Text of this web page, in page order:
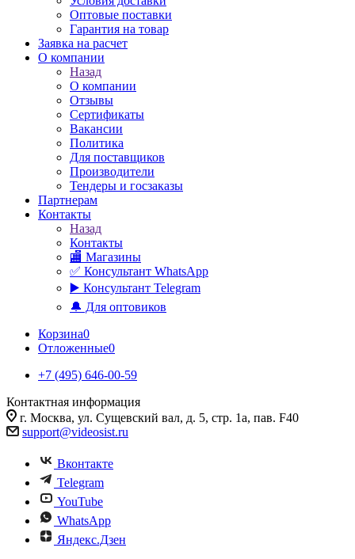
Оптовые поставки
Гарантия на товар
Заявка на расчет
О компании
Назад
О компании
Отзывы
Сертификаты
Вакансии
Политика
Для поставщиков
Производители
Тендеры и госзаказы
Партнерам
Контакты
Назад
Контакты
🏬 Магазины
✅️ Консультант WhatsApp
▶️ Консультант Telegram
🔔 Для оптовиков
Корзина0
Отложенные0
+7 (495) 646-00-59
Контактная информация
г. Москва, ул. Сущевский вал, д. 5, стр. 1а, пав. F40
support@videosist.ru
Вконтакте
Telegram
YouTube
WhatsApp
Яндекс.Дзен